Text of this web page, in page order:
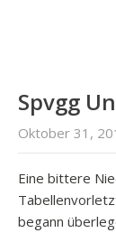
Spvgg
Oktober 31,
Eine bittere
begann